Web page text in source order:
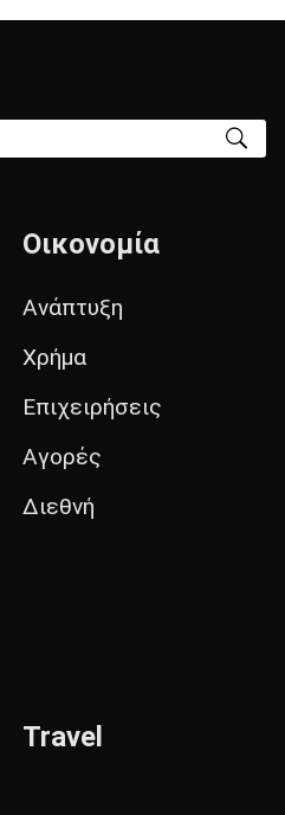
Οικονομία
Ανάπτυξη
Χρήμα
Επιχειρήσεις
Αγορές
Διεθνή
Travel